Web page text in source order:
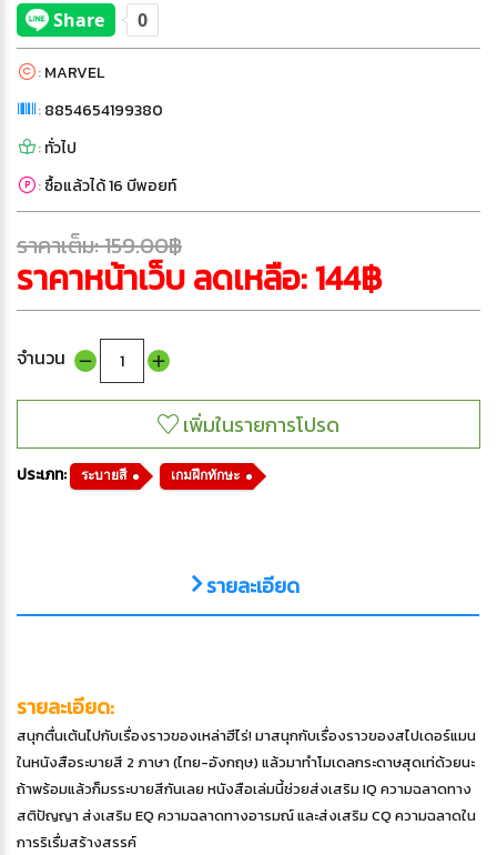
:MARVEL
:8854654199380
:ทั่วไป
:ซื้อแล้วได้ 16 บีพอยท์
ราคาเต็ม: 159.00฿
ราคาหน้าเว็บ ลดเหลือ: 144฿
จำนวน
ประเภท: ระบายสี เกมฝึกทักษะ
รายละเอียด
รายละเอียด:
สนุกตื่นเต้นไปกับเรื่องราวของเหล่าฮีไร่! มาสนุกกับเรื่องราวของสไปเดอร์แมน
ในหนังสือระบายสี 2 ภาษา (ไทย-อังกฤษ) แล้วมาทำโมเดลกระดาษสุดเท่ด้วยนะ
ถ้าพร้อมแล้วก็มรระบายสีกันเลย หนังสือเล่มนี้ช่วยส่งเสริม IQ ความฉลาดทาง
สติปัญญา ส่งเสริม EQ ความฉลาดทางอารมณ์ และส่งเสริม CQ ความฉลาดใน
การริเรื่มสร้างสรรค์